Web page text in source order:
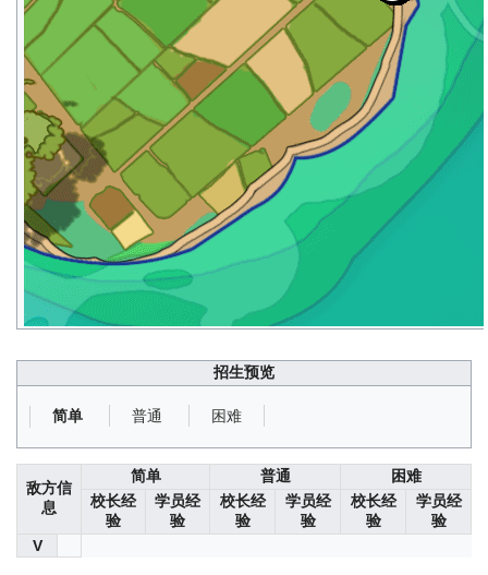
招生预览
简单 普通 困难
敌方信
息
简单 普通
困难
校长经
验
学员经
验
校长经
验
学员经
验
校长经
验
学员经
验
V